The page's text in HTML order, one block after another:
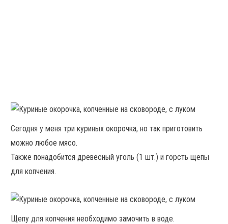
Сегодня у меня три куриных окорочка, но так приготовить
можно любое мясо.
Также понадобится древесный уголь (1 шт.) и горсть щепы
для копчения.
Щепу для копчения необходимо замочить в воде.